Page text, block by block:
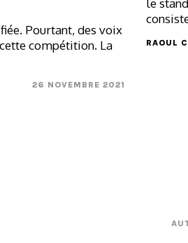
Pourtant, des voix
compétition. La
26 NOVEMBRE 2021
le
RAOUL